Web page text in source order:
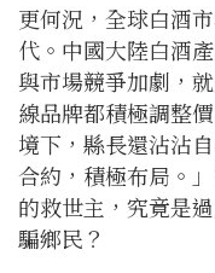
更何況，全球白酒
代。中國大陸白酒
與市場競爭加劇，
線品牌都積極調整
境下，縣長還沾沾
合約，積極布局。
的救世主，究竟是
騙鄉民？